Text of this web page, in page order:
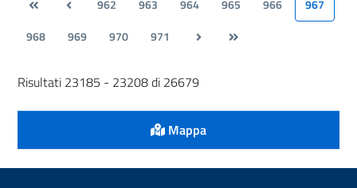
962 963 964 965 966
967
968
969 970 971
Risultati 23185 - 23208 di 26679
Mappa